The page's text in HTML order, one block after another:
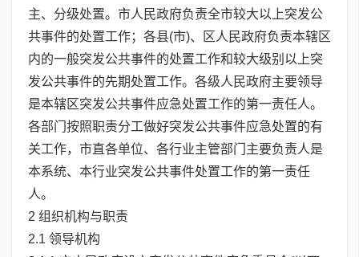
主、分级处置。市人民政府负责全市较大以上突发公
共事件的处置工作；各县(市)、区人民政府负责本辖区
内的一般突发公共事件的处置工作和较大级别以上突
发公共事件的先期处置工作。各级人民政府主要领导
是本辖区突发公共事件应急处置工作的第一责任人。
各部门按照职责分工做好突发公共事件应急处置的有
关工作，市直各单位、各行业主管部门主要负责人是
本系统、本行业突发公共事件处置工作的第一责任
人。
2 组织机构与职责
2.1 领导机构